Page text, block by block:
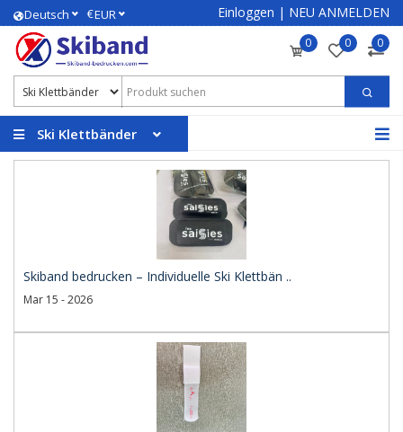
Deutsch €EUR Einloggen | NEU ANMELDEN
0 0 0
Ski Klettbänder
Skiband bedrucken – Individuelle Ski Klettbän ..
Mar 15 - 2026